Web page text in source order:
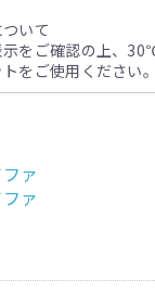
いて
をご確認の上、
をご使用ください。
ァ
ァ